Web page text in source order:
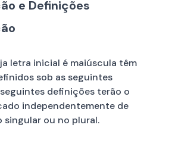
e Definições
letra inicial é maiúscula têm
sob as seguintes
definições terão o
independentemente de
singular ou no plural.